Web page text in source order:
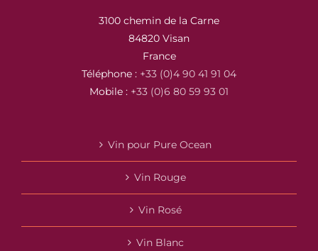
3100 chemin de la Carne
84820 Visan
France
Téléphone : +33 (0)4 90 41 91 04
Mobile : +33 (0)6 80 59 93 01
Vin pour Pure Ocean
Vin Rouge
Vin Rosé
Vin Blanc